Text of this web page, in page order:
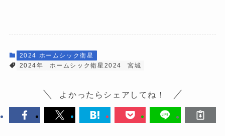
2024 ホームシック衛星
2024年
ホームシック衛星2024 宮城
よかったらシェアしてね！